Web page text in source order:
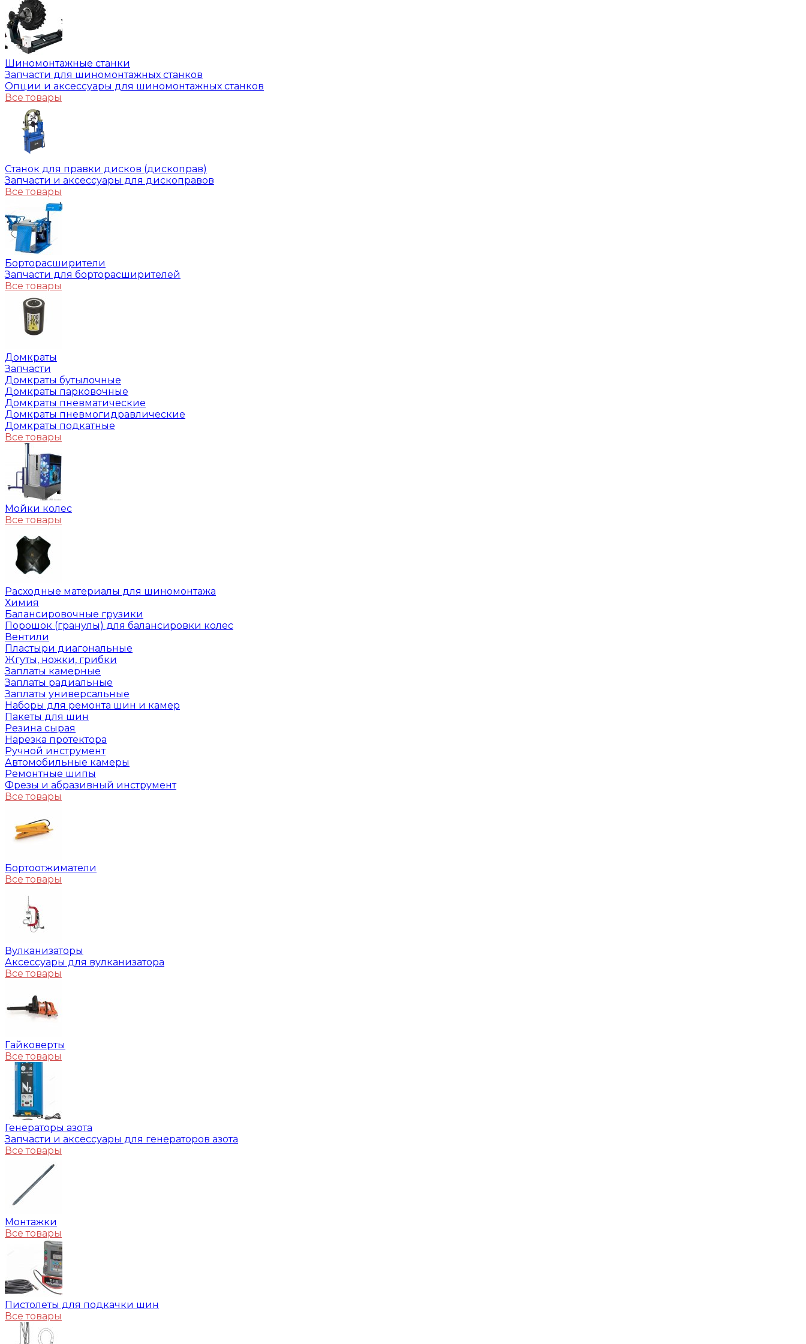
Шиномонтажные станки
Запчасти для шиномонтажных станков
Опции и аксессуары для шиномонтажных станков
Все товары
Станок для правки дисков (дископрав)
Запчасти и аксессуары для дископравов
Все товары
Борторасширители
Запчасти для борторасширителей
Все товары
Домкраты
Запчасти
Домкраты бутылочные
Домкраты парковочные
Домкраты пневматические
Домкраты пневмогидравлические
Домкраты подкатные
Все товары
Мойки колес
Все товары
Расходные материалы для шиномонтажа
Химия
Балансировочные грузики
Порошок (гранулы) для балансировки колес
Вентили
Пластыри диагональные
Жгуты, ножки, грибки
Заплаты камерные
Заплаты радиальные
Заплаты универсальные
Наборы для ремонта шин и камер
Пакеты для шин
Резина сырая
Нарезка протектора
Ручной инструмент
Автомобильные камеры
Ремонтные шипы
Фрезы и абразивный инструмент
Все товары
Бортоотжиматели
Все товары
Вулканизаторы
Аксессуары для вулканизатора
Все товары
Гайковерты
Все товары
Генераторы азота
Запчасти и аксессуары для генераторов азота
Все товары
Монтажки
Все товары
Пистолеты для подкачки шин
Все товары